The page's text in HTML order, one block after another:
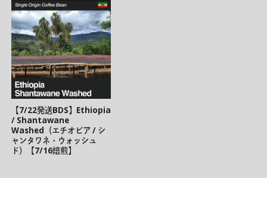
【7/22発送BDS】Ethiopia
/ Shantawane
Washed（エチオピア / シ
ャンタワネ・ウォッシュ
ド）【7/16焙煎】